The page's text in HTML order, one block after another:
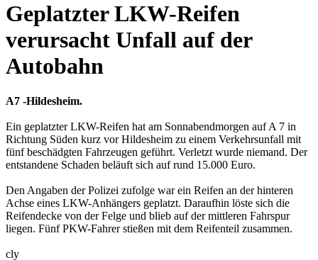
Geplatzter LKW-Reifen
verursacht Unfall auf der
Autobahn
A7 -Hildesheim.
Ein geplatzter LKW-Reifen hat am Sonnabendmorgen auf A 7 in
Richtung Süden kurz vor Hildesheim zu einem Verkehrsunfall mit
fünf beschädgten Fahrzeugen geführt. Verletzt wurde niemand. Der
entstandene Schaden beläuft sich auf rund 15.000 Euro.
Den Angaben der Polizei zufolge war ein Reifen an der hinteren
Achse eines LKW-Anhängers geplatzt. Daraufhin löste sich die
Reifendecke von der Felge und blieb auf der mittleren Fahrspur
liegen. Fünf PKW-Fahrer stießen mit dem Reifenteil zusammen.
cly